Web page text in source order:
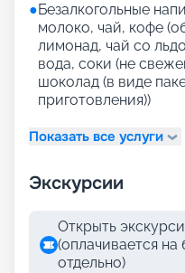
●Безалкогольные
молоко, чай, кофе
лимонад, чай со
вода, соки (не
шоколад (в виде
приготовления))
Показать все услуги
Экскурсии
Открыть
(оплачивается на
отдельно)